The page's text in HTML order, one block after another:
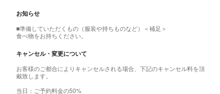
お知らせ
■準備していただくもの（服装や持ちものなど）＜補足＞
食べ物をお持ちください。
キャンセル・変更について
お客様のご都合によりキャンセルされる場合、下記のキャンセル料を頂
戴致します。
当日：ご予約料金の50%